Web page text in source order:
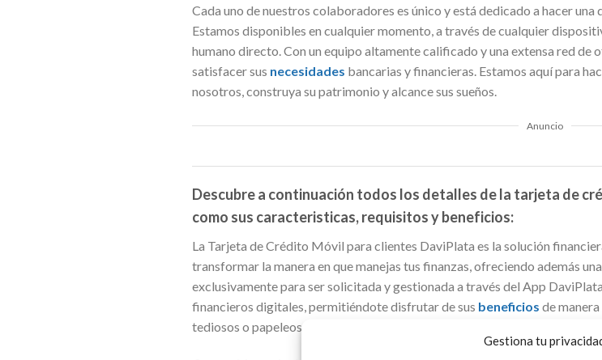
Gestiona tu
Cada uno de nuestros colaboradores es único y está dedicado a hacer
Estamos disponibles en cualquier momento, a través de cualquier
humano directo. Con un equipo altamente calificado y una extensa red de
satisfacer sus necesidades bancarias y financieras. Estamos aquí para
nosotros, construya su patrimonio y alcance sus sueños.
Anuncio
Descubre a continuación todos los detalles de la tarjeta de
como sus caracteristicas, requisitos y beneficios:
La Tarjeta de Crédito Móvil para clientes DaviPlata es la solución
transformar la manera en que manejas tus finanzas, ofreciendo además
exclusivamente para ser solicitada y gestionada a través del App
financieros digitales, permitiéndote disfrutar de sus beneficios de
tediosos o papeleos.